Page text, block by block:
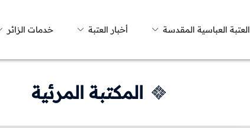
العتبة العباسية المقدسة أخبار العتبة خدمات الزائر
المكتبة المرئية